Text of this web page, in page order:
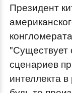
Президент
"Существует
сценариев
интеллекта